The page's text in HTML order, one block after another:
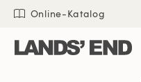
Direkt
Inhalt
Direkt
Navigation
Direkt
Suche
Online-Katalog